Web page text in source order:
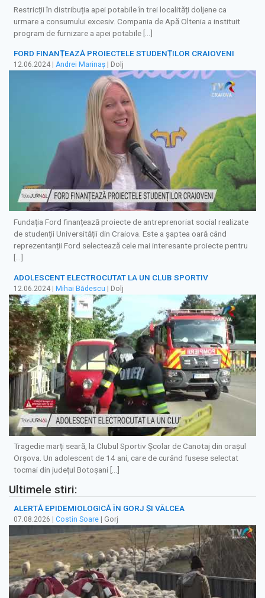
Restricții în distribuția apei potabile în trei localități doljene ca
urmare a consumului excesiv. Compania de Apă Oltenia a instituit
program de furnizare a apei potabile […]
FORD FINANȚEAZĂ PROIECTELE STUDENȚILOR CRAIOVENI
12.06.2024 Andrei Marinaș | Dolj
Fundația Ford finanțează proiecte de antreprenoriat social realizate
de studenții Universității din Craiova. Este a șaptea oară când
reprezentanții Ford selectează cele mai interesante proiecte pentru
[…]
ADOLESCENT ELECTROCUTAT LA UN CLUB SPORTIV
12.06.2024 Mihai Bădescu | Dolj
Tragedie marți seară, la Clubul Sportiv Școlar de Canotaj din orașul
Orșova. Un adolescent de 14 ani, care de curând fusese selectat
tocmai din județul Botoșani […]
Ultimele stiri:
ALERTĂ EPIDEMIOLOGICĂ ÎN GORJ ȘI VÂLCEA
07.08.2026 Costin Soare | Gorj